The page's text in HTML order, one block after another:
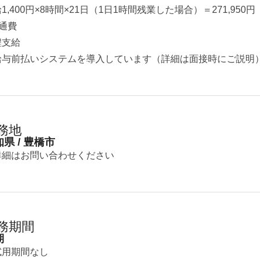
1,400円×8時間×21日（1日1時間残業した場合）＝271,950円
費
給
前払いシステムを導入しています（詳細は面接時にご説明）
地
県 / 豊橋市
はお問い合わせください
期間
期間なし